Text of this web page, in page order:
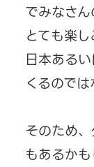
でみなさ
とても楽
日本ある
くるのでは
そのため
もあるか